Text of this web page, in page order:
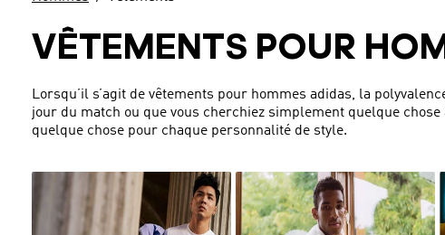
VÊTEMENTS POUR
Lorsqu’il s’agit de vêtements pour hommes adidas, la
jour du match ou que vous cherchiez simplement quelque
quelque chose pour chaque personnalité de style.